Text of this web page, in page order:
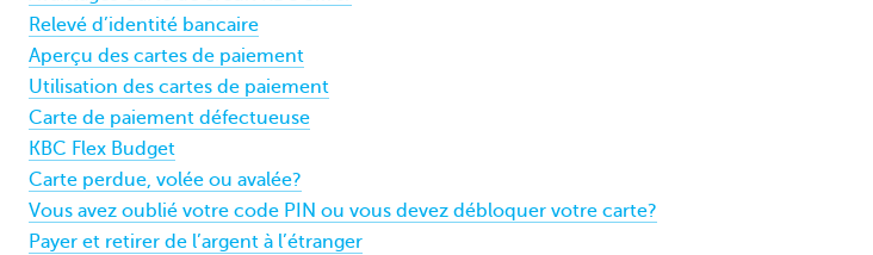
Relevé d’identité bancaire
Aperçu des cartes de paiement
Utilisation des cartes de paiement
Carte de paiement défectueuse
KBC Flex Budget
Carte perdue, volée ou avalée?
Vous avez oublié votre code PIN ou vous devez débloquer votre carte?
Payer et retirer de l’argent à l’étranger